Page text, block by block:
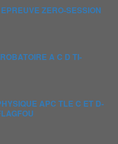
ZERO-SESSION
A C D TI-
APC TLE C ET D-